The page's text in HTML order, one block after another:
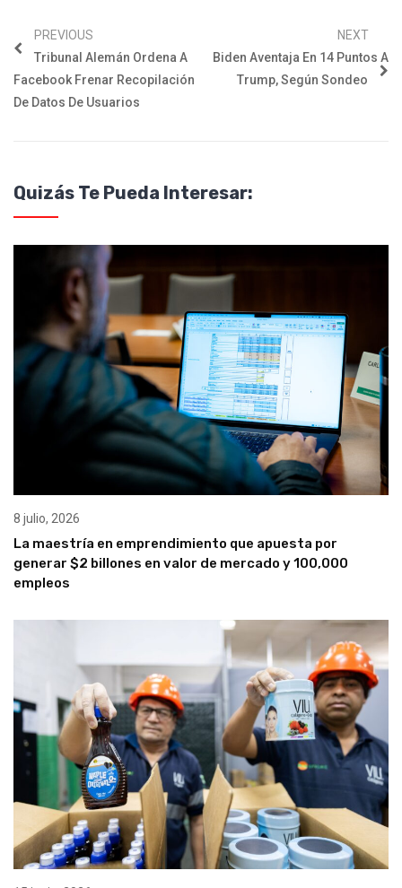
PREVIOUS
Tribunal Alemán Ordena A
Facebook Frenar Recopilación
De Datos De Usuarios
NEXT
Biden Aventaja En 14 Puntos A
Trump, Según Sondeo
Quizás Te Pueda Interesar:
8 julio, 2026
La maestría en emprendimiento que apuesta por
generar $2 billones en valor de mercado y 100,000
empleos